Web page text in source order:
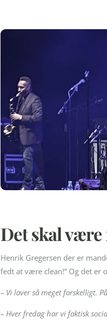
Det skal
Henrik Gregersen der er
fedt at være clean!” Og det er
– Vi laver så meget forskelligt.
– Hver fredag har vi faktisk